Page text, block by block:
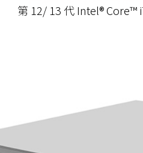
第 12/ 13 代 Intel® Core™